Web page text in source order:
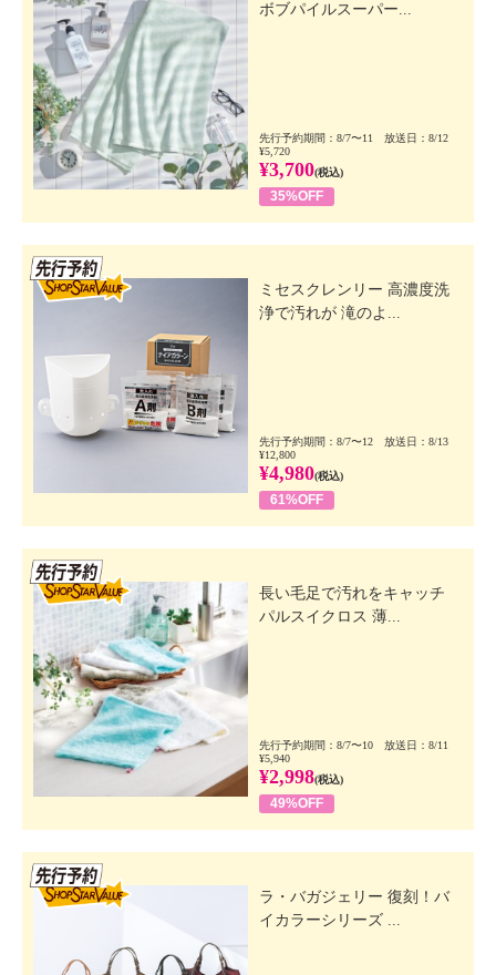
ボブパイルスーパー...
先行予約期間：8/7〜11 放送日：8/12
¥5,720
¥3,700(税込)
35%OFF
ミセスクレンリー 高濃度洗
浄で汚れが 滝のよ...
先行予約期間：8/7〜12 放送日：8/13
¥12,800
¥4,980(税込)
61%OFF
長い毛足で汚れをキャッチ
パルスイクロス 薄...
先行予約期間：8/7〜10 放送日：8/11
¥5,940
¥2,998(税込)
49%OFF
ラ・バガジェリー 復刻！バ
イカラーシリーズ ...